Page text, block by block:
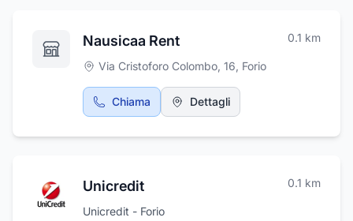
Nausicaa Rent 0.1 km
Via Cristoforo Colombo, 16, Forio
Chiama Dettagli
Unicredit 0.1 km
Unicredit - Forio